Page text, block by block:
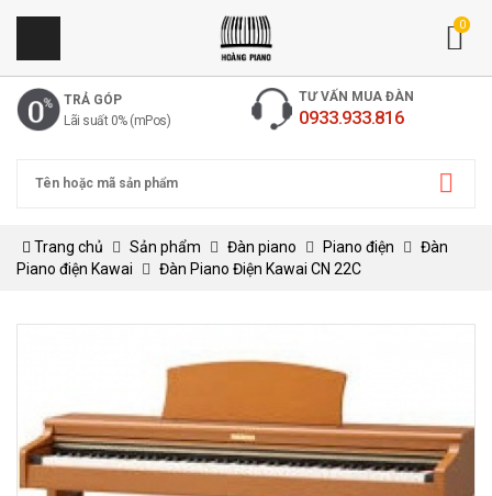
0
TRẢ GÓP
Lãi suất 0% (mPos)
TƯ VẤN MUA ĐÀN
0933.933.816
Trang chủ Sản phẩm Đàn piano Piano điện
Đàn
Piano điện Kawai
Đàn Piano Điện Kawai CN 22C